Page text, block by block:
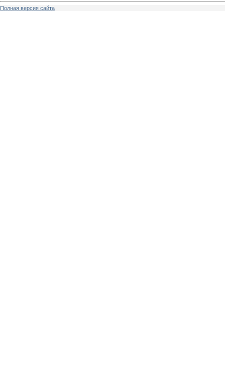
Полная версия сайта